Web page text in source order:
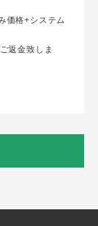
価格+システム
返金致しま